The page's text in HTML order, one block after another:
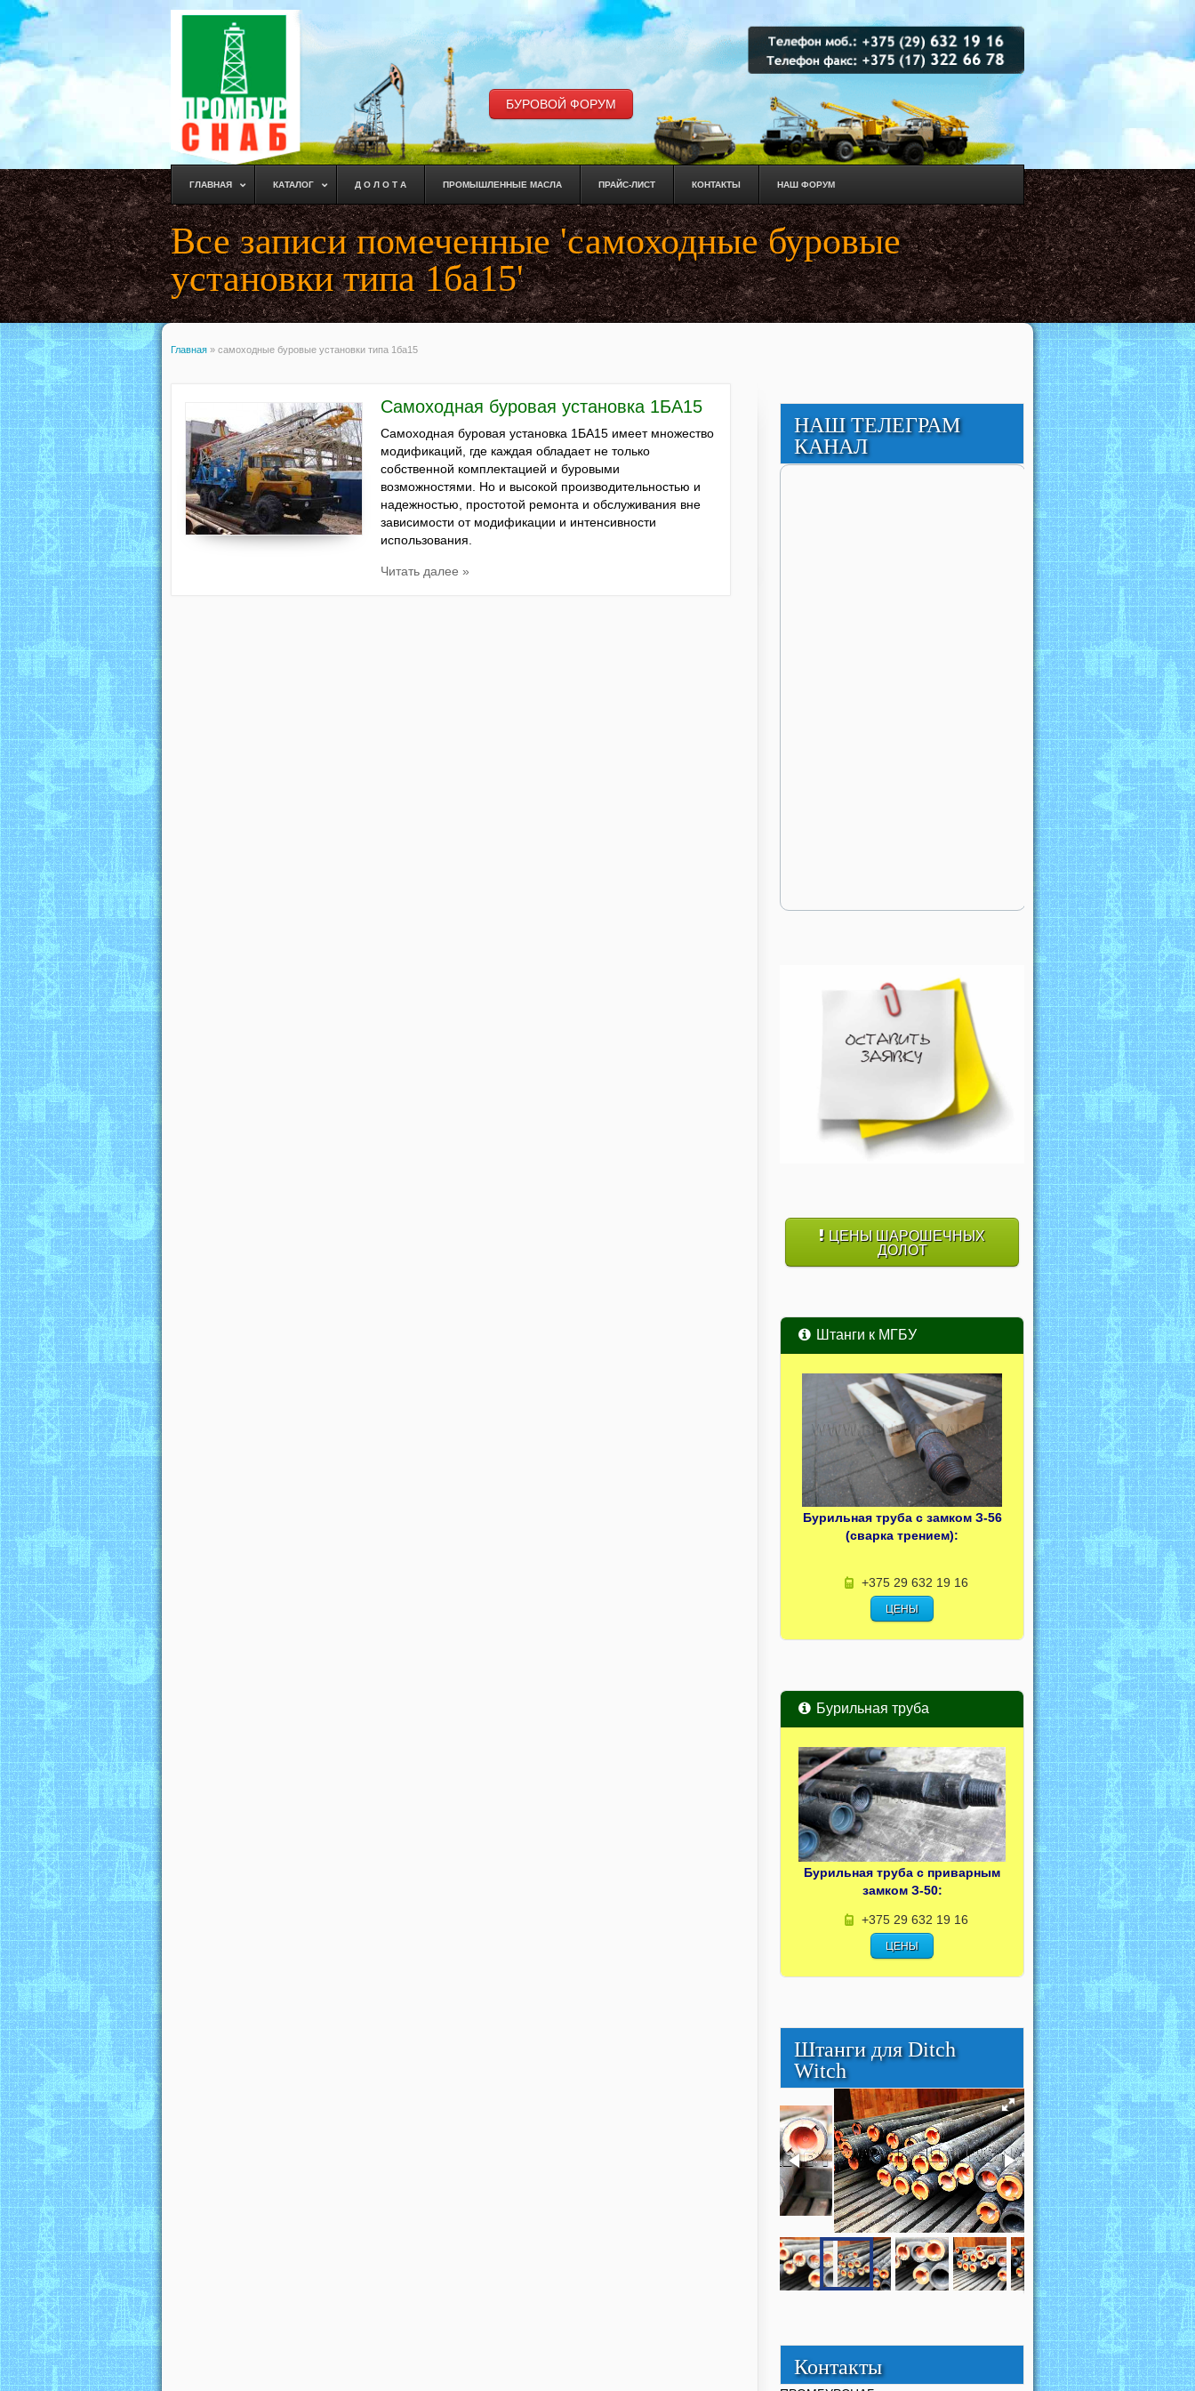
БУРОВОЙ ФОРУМ
ГЛАВНАЯ КАТАЛОГ Д О Л О Т А ПРОМЫШЛЕННЫЕ МАСЛА ПРАЙС-ЛИСТ КОНТАКТЫ НАШ ФОРУМ
Все записи помеченные 'самоходные буровые
установки типа 1ба15'
Главная » самоходные буровые установки типа 1ба15
Самоходная буровая установка 1БА15
Самоходная буровая установка 1БА15 имеет множество
модификаций, где каждая обладает не только
собственной комплектацией и буровыми
возможностями. Но и высокой производительностью и
надежностью, простотой ремонта и обслуживания вне
зависимости от модификации и интенсивности
использования.
Читать далее »
НАШ ТЕЛЕГРАМ
КАНАЛ
ЦЕНЫ ШАРОШЕЧНЫХ
ДОЛОТ
Штанги к МГБУ
Бурильная труба с замком З-56
(сварка трением):
+375 29 632 19 16
ЦЕНЫ
Бурильная труба
Бурильная труба с приварным
замком З-50:
+375 29 632 19 16
ЦЕНЫ
Штанги для Ditch
Witch
Контакты